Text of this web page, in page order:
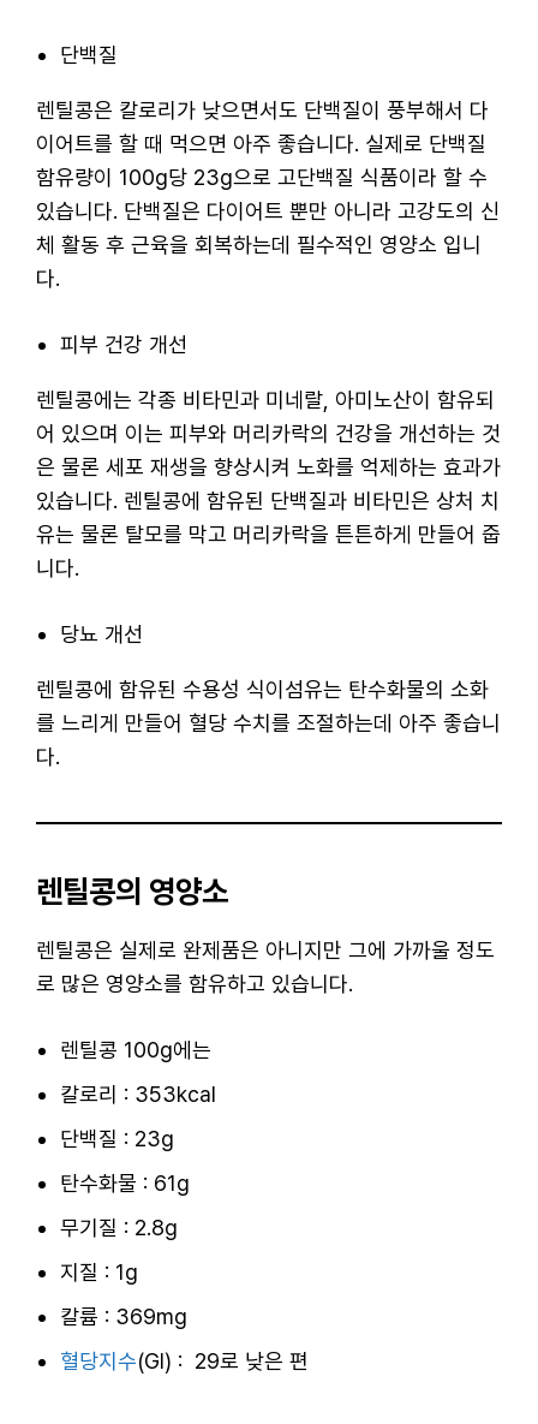
단백질
렌틸콩은 칼로리가 낮으면서도 단백질이 풍부해서 다
이어트를 할 때 먹으면 아주 좋습니다. 실제로 단백질
함유량이 100g당 23g으로 고단백질 식품이라 할 수
있습니다. 단백질은 다이어트 뿐만 아니라 고강도의 신
체 활동 후 근육을 회복하는데 필수적인 영양소 입니
다.
피부 건강 개선
렌틸콩에는 각종 비타민과 미네랄, 아미노산이 함유되
어 있으며 이는 피부와 머리카락의 건강을 개선하는 것
은 물론 세포 재생을 향상시켜 노화를 억제하는 효과가
있습니다. 렌틸콩에 함유된 단백질과 비타민은 상처 치
유는 물론 탈모를 막고 머리카락을 튼튼하게 만들어 줍
니다.
당뇨 개선
렌틸콩에 함유된 수용성 식이섬유는 탄수화물의 소화
를 느리게 만들어 혈당 수치를 조절하는데 아주 좋습니
다.
렌틸콩의 영양소
렌틸콩은 실제로 완제품은 아니지만 그에 가까울 정도
로 많은 영양소를 함유하고 있습니다.
렌틸콩 100g에는
칼로리 : 353kcal
단백질 : 23g
탄수화물 : 61g
무기질 : 2.8g
지질 : 1g
칼륨 : 369mg
혈당지수(GI) : 29로 낮은 편